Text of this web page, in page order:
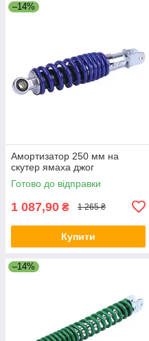
–14%
Амортизатор 250 мм на
скутер ямаха джог
Готово до відправки
1 087,90 ₴ 1 265 ₴
Купити
–14%